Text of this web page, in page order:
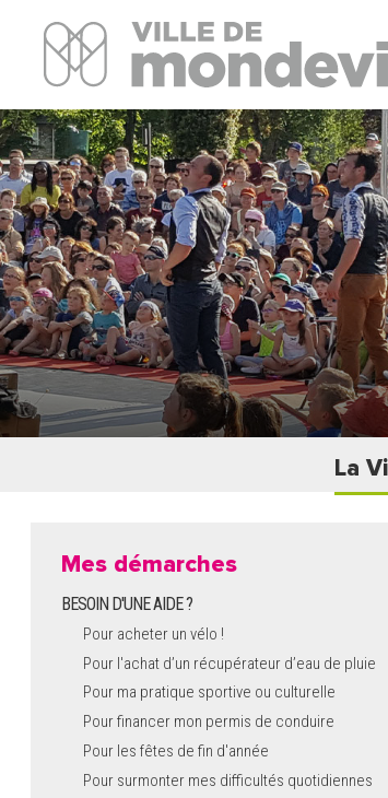
Site Officiel de la ville de Mondeville
La
Mes démarches
BESOIN D'UNE AIDE ?
Pour acheter un vélo !
Pour l'achat d’un récupérateur d’eau de pluie
Pour ma pratique sportive ou culturelle
Pour financer mon permis de conduire
Pour les fêtes de fin d'année
Pour surmonter mes difficultés quotidiennes